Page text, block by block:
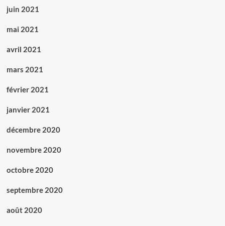
juin 2021
mai 2021
avril 2021
mars 2021
février 2021
janvier 2021
décembre 2020
novembre 2020
octobre 2020
septembre 2020
août 2020